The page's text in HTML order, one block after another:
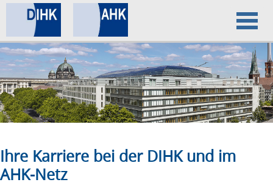
Home
Datenschutz
Impressum
Ihre Karriere bei der DIHK und im
AHK-Netz